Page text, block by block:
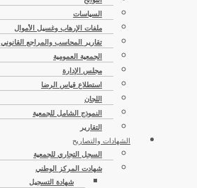
السياسات
ملفات الإرهاب وغسيل الأموال
تقارير المحاسب والمراجع القانوني
الجمعية العمومية
مجلس الإدارة
استطلاع قياس الرضا
اللجان
النموذج الشامل للجمعية
التقارير
الشهادات والتصاريح
السجل التجاري للجمعية
شهادت المركز الوطني
شهادة التسجيل